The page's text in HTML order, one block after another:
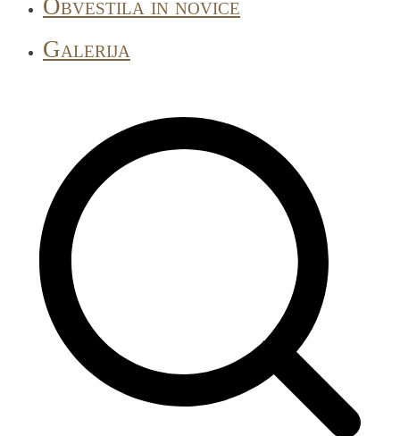
Obvestila in novice
Galerija